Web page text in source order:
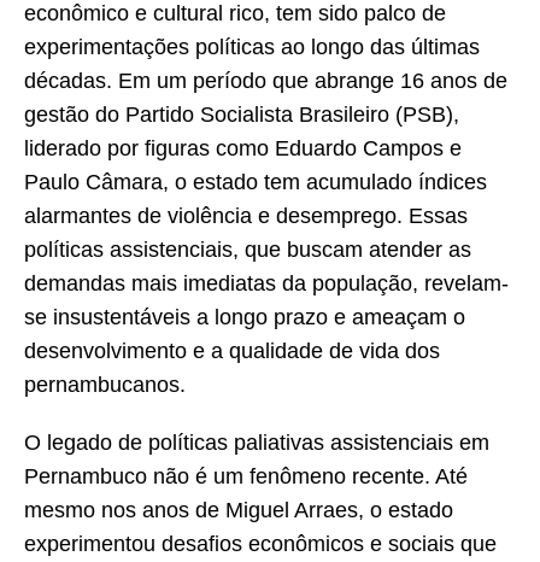
econômico e cultural rico, tem sido palco de
experimentações políticas ao longo das últimas
décadas. Em um período que abrange 16 anos de
gestão do Partido Socialista Brasileiro (PSB),
liderado por figuras como Eduardo Campos e
Paulo Câmara, o estado tem acumulado índices
alarmantes de violência e desemprego. Essas
políticas assistenciais, que buscam atender as
demandas mais imediatas da população, revelam-
se insustentáveis a longo prazo e ameaçam o
desenvolvimento e a qualidade de vida dos
pernambucanos.
O legado de políticas paliativas assistenciais em
Pernambuco não é um fenômeno recente. Até
mesmo nos anos de Miguel Arraes, o estado
experimentou desafios econômicos e sociais que